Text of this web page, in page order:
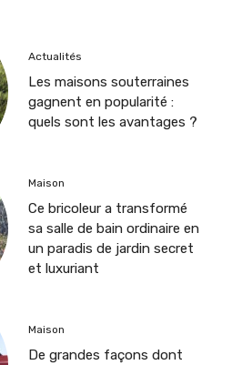
Actualités
Les maisons souterraines
gagnent en popularité :
quels sont les avantages ?
Maison
Ce bricoleur a transformé
sa salle de bain ordinaire en
un paradis de jardin secret
et luxuriant
Maison
De grandes façons dont